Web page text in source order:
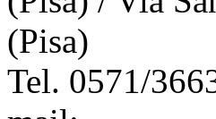
(Pisa)
Tel. 0571/